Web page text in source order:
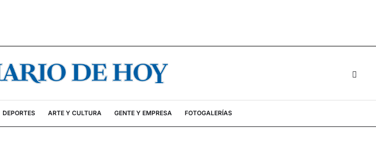
DEPORTES ARTE Y CULTURA GENTE Y EMPRESA FOTOGALERÍAS